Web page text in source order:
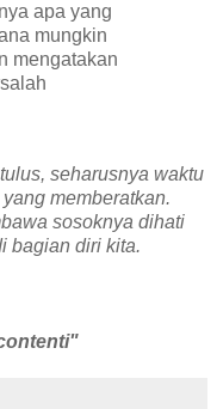
apa yang
mungkin
mengatakan
seharusnya waktu
memberatkan.
sosoknya dihati
bagian diri kita.